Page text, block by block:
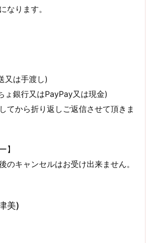
なります。
は手渡し)
銀行又はPayPay又は現金)
てから折り返しご返信させて頂きま
】
のキャンセルはお受け出来ません。
美)